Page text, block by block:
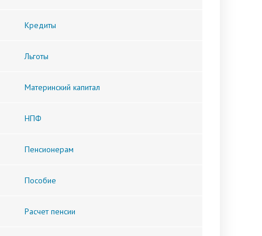
Кредиты
Льготы
Материнский капитал
НПФ
Пенсионерам
Пособие
Расчет пенсии